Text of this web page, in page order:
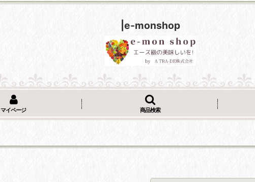
|e-monshop
マイページ 商品検索